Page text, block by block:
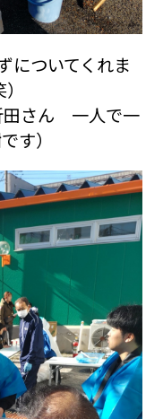
についてくれま
田さん 一人で一
す）